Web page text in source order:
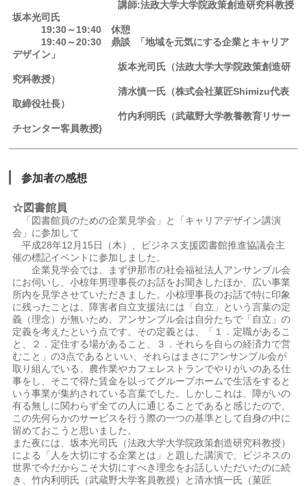
講師:法政大学大学院政策創造研究科教授
坂本光司氏
19:30～19:40 休憩
19:40～20:30 鼎談 「地域を元気にする企業とキャリア
デザイン」
坂本光司氏（法政大学大学院政策創造研
究科教授）
清水慎一氏（株式会社菓匠Shimizu代表
取締役社長）
竹内利明氏（武蔵野大学教養教育リサー
チセンター客員教授)
参加者の感想
☆図書館員
「図書館員のための企業見学会」と「キャリアデザイン講演
会」に参加して
平成28年12月15日（木）、ビジネス支援図書館推進協議会主
催の標記イベントに参加しました。
企業見学会では、まず伊那市の社会福祉法人アンサンブル会
にお伺いし、小椋年男理事長のお話をお聞きしたほか、広い事業
所内を見学させていただきました。小椋理事長のお話で特に印象
に残ったことは、障害者自立支援法には「自立」という言葉の定
義（理念）が無いため、アンサンブル会は自分たちで「自立」の
定義を考えたという点です。その定義とは、「１．定職があるこ
と、２．定住する場があること、３．それらを自らの経済力で営
むこと」の3点であるといい、それらはまさにアンサンブル会が
取り組んでいる、農作業やカフェレストランでやりがいのある仕
事をし、そこで得た賃金を以ってグループホームで生活をすると
いう事業が集約されている言葉でした。しかしこれは、障がいの
有る無しに関わらず全ての人に通じることであると感じたので、
この先何らかのサービスを行う際の一つの基準として自身の中に
留めておこうと思いました。
また夜には、坂本光司氏（法政大学大学院政策創造研究科教授）
による「人を大切にする企業とは」と題した講演で、ビジネスの
世界で今だからこそ大切にすべき理念をお話しいただいたのに続
き、竹内利明氏（武蔵野大学客員教授）と清水慎一氏（菓匠